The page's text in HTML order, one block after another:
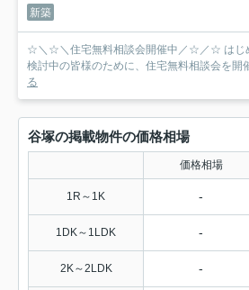
新築
☆＼☆＼住宅無料相談会開催中／☆／☆ はじ
検討中の皆様のために、住宅無料相談会を開
る
谷塚の掲載物件の価格相場
価格相場
1R～1K -
1DK～1LDK -
2K～2LDK -